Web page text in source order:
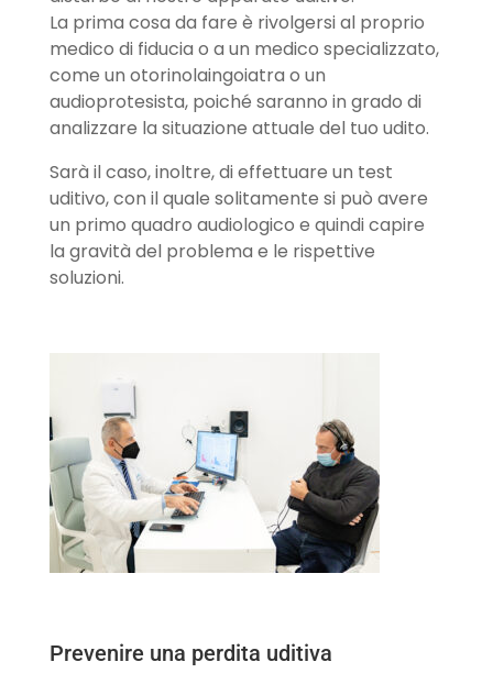
La prima cosa da fare è rivolgersi al proprio
medico di fiducia o a un medico specializzato,
come un otorinolaingoiatra o un
audioprotesista, poiché saranno in grado di
analizzare la situazione attuale del tuo udito.
Sarà il caso, inoltre, di effettuare un test
uditivo, con il quale solitamente si può avere
un primo quadro audiologico e quindi capire
la gravità del problema e le rispettive
soluzioni.
Prevenire una perdita uditiva